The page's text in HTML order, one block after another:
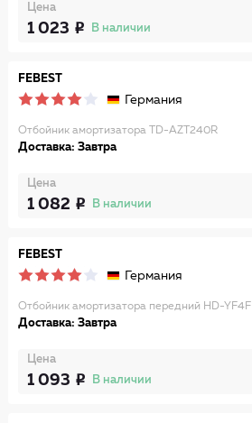
Цена
1 023 В наличии
FEBEST
Германия
Отбойник амортизатора TD-AZT240R
Доставка: Завтра
Цена
1 082 В наличии
FEBEST
Германия
Отбойник амортизатора передний HD-YF4F
Доставка: Завтра
Цена
1 093 В наличии